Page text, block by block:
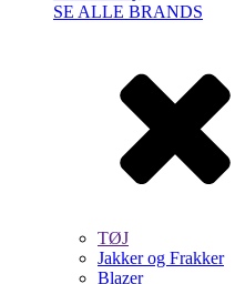
SE ALLE BRANDS
TØJ
Jakker og Frakker
Blazer